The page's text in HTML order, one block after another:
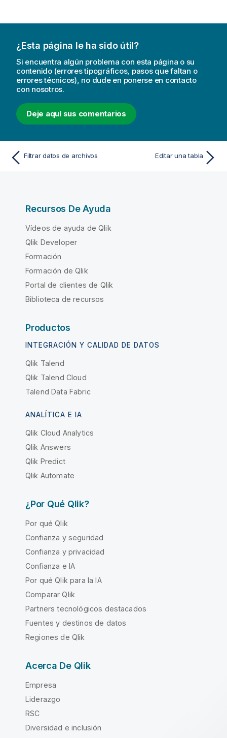
¿Esta página le ha sido útil?
Si encuentra algún problema con esta página o su
contenido (errores tipográficos, pasos que faltan o
errores técnicos), no dude en ponerse en contacto
con nosotros.
Deje aquí sus comentarios
Filtrar datos de archivos Editar una tabla
Recursos De Ayuda
Vídeos de ayuda de Qlik
Qlik Developer
Formación
Formación de Qlik
Portal de clientes de Qlik
Biblioteca de recursos
Productos
INTEGRACIÓN Y CALIDAD DE DATOS
Qlik Talend
Qlik Talend Cloud
Talend Data Fabric
ANALÍTICA E IA
Qlik Cloud Analytics
Qlik Answers
Qlik Predict
Qlik Automate
¿Por Qué Qlik?
Por qué Qlik
Confianza y seguridad
Confianza y privacidad
Confianza e IA
Por qué Qlik para la IA
Comparar Qlik
Partners tecnológicos destacados
Fuentes y destinos de datos
Regiones de Qlik
Acerca De Qlik
Empresa
Liderazgo
RSC
Diversidad e inclusión